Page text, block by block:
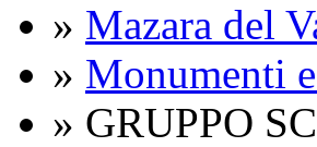
» Mazara del
» Monumenti
» GRUPPO